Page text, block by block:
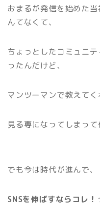
おまるが発信を始めた
んてなくて、
ちょっとしたコミュニ
ったんだけど、
マンツーマンで教えてく
見る専になってしまっ
でも今は時代が進んで、
SNSを伸ばすならコレ！